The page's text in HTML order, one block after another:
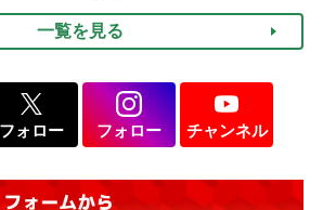
一覧を見る
フォロー フォロー チャンネル